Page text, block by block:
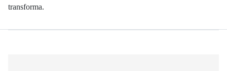
transforma.